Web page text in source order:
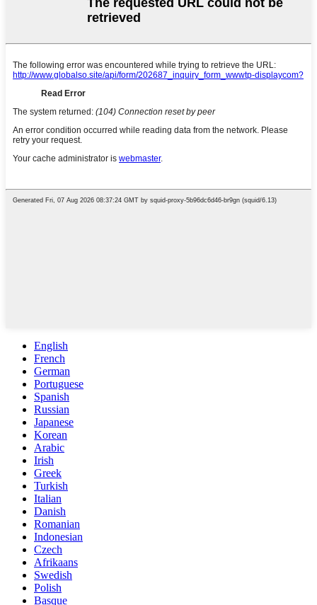
English
French
German
Portuguese
Spanish
Russian
Japanese
Korean
Arabic
Irish
Greek
Turkish
Italian
Danish
Romanian
Indonesian
Czech
Afrikaans
Swedish
Polish
Basque